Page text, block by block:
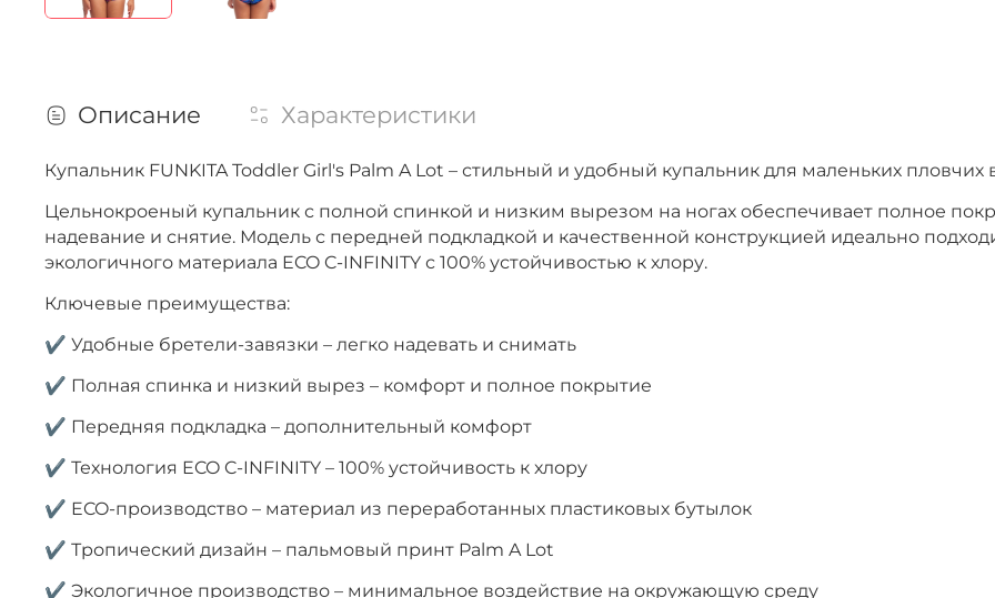
Описание Характеристики
Купальник FUNKITA Toddler Girl's Palm A Lot – стильный и удобный купальник для маленьких пловчих
Цельнокроеный купальник с полной спинкой и низким вырезом на ногах обеспечивает полное
надевание и снятие. Модель с передней подкладкой и качественной конструкцией идеально
экологичного материала ECO C-INFINITY с 100% устойчивостью к хлору.
Ключевые преимущества:
✔ Удобные бретели-завязки – легко надевать и снимать
✔ Полная спинка и низкий вырез – комфорт и полное покрытие
✔ Передняя подкладка – дополнительный комфорт
✔ Технология ECO C-INFINITY – 100% устойчивость к хлору
✔ ECO-производство – материал из переработанных пластиковых бутылок
✔ Тропический дизайн – пальмовый принт Palm A Lot
✔ Экологичное производство – минимальное воздействие на окружающую среду